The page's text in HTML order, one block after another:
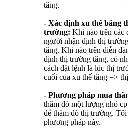
tăng.
- Xác định xu thế bằng
trường: Khi nào trên các
người nhận định thị
tăng. Khi nào trên diễn
định thị trường tăng, có
cách đặt lệnh là lúc thị
cuối của xu thế tăng =>
- Phương pháp mua
thăm dò một lượng nhỏ
để thăm dò thị trường.
phương pháp này.